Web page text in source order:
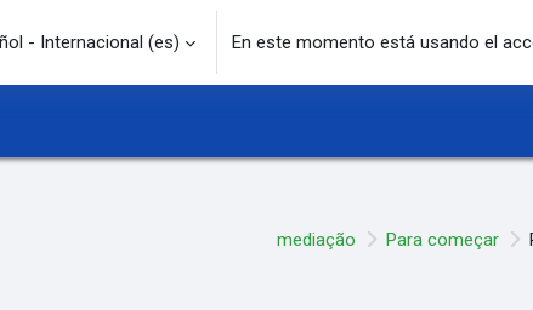
de entrada
- Internacional ‎(es)‎ En este momento está usando el
mediação Para começar